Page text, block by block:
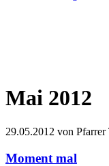
Mai 2012
29.05.2012 von
Moment mal